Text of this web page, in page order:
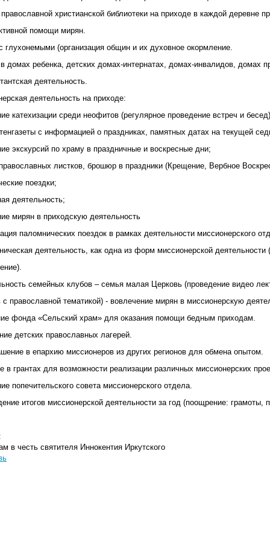
христианской библиотеки на приходе в каждой деревне
помощи мирян.
глухонемыми (организация общин и их духовное окормление.
домах ребенка, детских домах-интернатах, домах-инвалидов, домах
деятельность.
деятельность на приходе:
катехизации среди неофитов (регулярное проведение встреч и
с информацией о праздниках, памятных датах на текущей
экскурсий по храму в праздничные и воскресные дни;
листков, брошюр в праздники (Крещение, Вербное
поездки;
деятельность;
мирян в приходскую деятельность
паломнических поездок в рамках деятельности миссионерского
деятельность, как одна из форм миссионерской деятельности
семейных клубов – семья малая Церковь (проведение видео
с православной тематикой) - вовлечение мирян в миссионерскую
фонда «Сельский храм» для оказания помощи бедным приходам.
детских православных лагерей.
в епархию миссионеров из других регионов для обмена опытом.
в грантах для возможности реализации различных миссионерских
попечительского совета миссионерского отдела.
итогов миссионерской деятельности за год (поощрение: грамоты,
в честь святителя Иннокентия Иркутского